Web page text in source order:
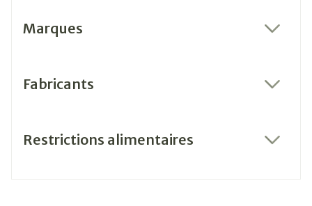
Marques
Fabricants
Restrictions alimentaires